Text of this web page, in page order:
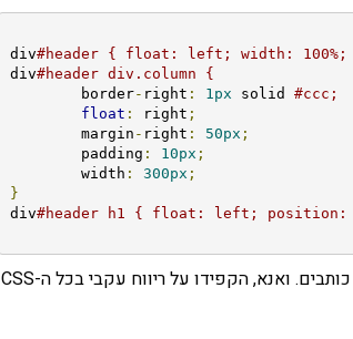
div#header { float: left; width:
div#header div.column {
	border
- right : 1px solid #ccc;
float : right ;
	margin
- right : 50px ;
	padding
: 10px ;
	width
: 300px ;
}
div#header h1 { float: left; position:
לא משנה באיזו שיטה אתם משתמשים, תהיו עקביים בקוד שאתם כותבים. ואנא, הקפידו על ריווח עקבי בכל ה-CSS